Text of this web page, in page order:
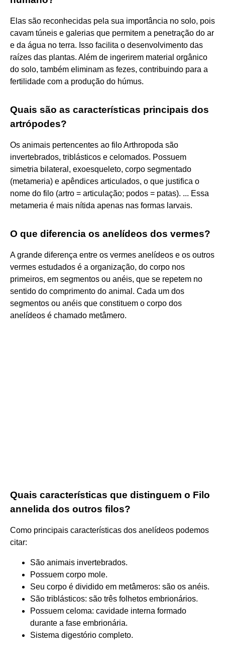
Elas são reconhecidas pela sua importância no solo, pois
cavam túneis e galerias que permitem a penetração do ar
e da água no terra. Isso facilita o desenvolvimento das
raízes das plantas. Além de ingerirem material orgânico
do solo, também eliminam as fezes, contribuindo para a
fertilidade com a produção do húmus.
Quais são as características principais dos
artrópodes?
Os animais pertencentes ao filo Arthropoda são
invertebrados, triblásticos e celomados. Possuem
simetria bilateral, exoesqueleto, corpo segmentado
(metameria) e apêndices articulados, o que justifica o
nome do filo (artro = articulação; podos = patas). ... Essa
metameria é mais nítida apenas nas formas larvais.
O que diferencia os anelídeos dos vermes?
A grande diferença entre os vermes anelídeos e os outros
vermes estudados é a organização, do corpo nos
primeiros, em segmentos ou anéis, que se repetem no
sentido do comprimento do animal. Cada um dos
segmentos ou anéis que constituem o corpo dos
anelídeos é chamado metâmero.
Quais características que distinguem o Filo
annelida dos outros filos?
Como principais características dos anelídeos podemos
citar:
São animais invertebrados.
Possuem corpo mole.
Seu corpo é dividido em metâmeros: são os anéis.
São triblásticos: são três folhetos embrionários.
Possuem celoma: cavidade interna formado
durante a fase embrionária.
Sistema digestório completo.